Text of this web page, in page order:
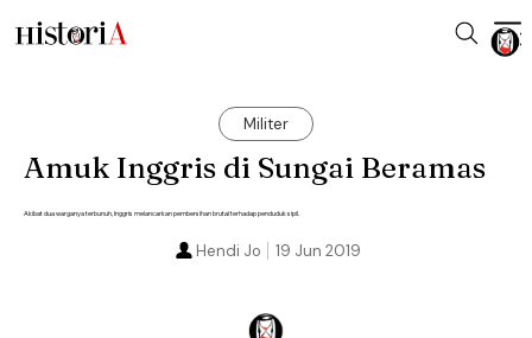
Militer
Amuk Inggris di Sungai Beramas
Akibat dua warganya terbunuh, Inggris melancarkan pembersihan brutal terhadap penduduk sipil.
19 Jun 2019
Hendi Jo